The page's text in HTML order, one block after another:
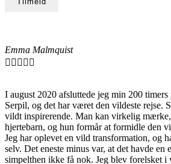
Emma Malmquist
    
I august 2020 afsluttede jeg min 200 timers
Serpil, og det har været den vildeste rejse.
vildt inspirerende. Man kan virkelig mærke,
hjertebarn, og hun formår at formidle den
Jeg har oplevet en vild transformation, og
selv. Det eneste minus var, at det havde en
simpelthen ikke få nok. Jeg blev forelsket i